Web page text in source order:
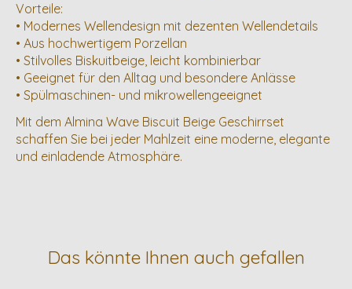
Vorteile:
• Modernes Wellendesign mit dezenten Wellendetails
• Aus hochwertigem Porzellan
• Stilvolles Biskuitbeige, leicht kombinierbar
• Geeignet für den Alltag und besondere Anlässe
• Spülmaschinen- und mikrowellengeeignet
Mit dem Almina Wave Biscuit Beige Geschirrset
schaffen Sie bei jeder Mahlzeit eine moderne, elegante
und einladende Atmosphäre.
Das könnte Ihnen auch gefallen